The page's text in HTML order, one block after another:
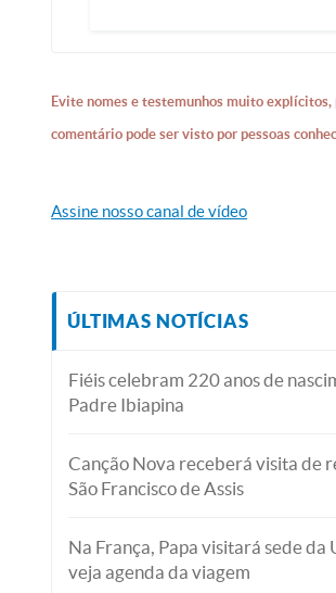
Evite nomes e testemunhos muito explícitos,
comentário pode ser visto por pessoas
Assine nosso canal de vídeo
ÚLTIMAS NOTÍCIAS
Fiéis celebram 220 anos de
Padre Ibiapina
Canção Nova receberá visita de
São Francisco de Assis
Na França, Papa visitará sede da
veja agenda da viagem